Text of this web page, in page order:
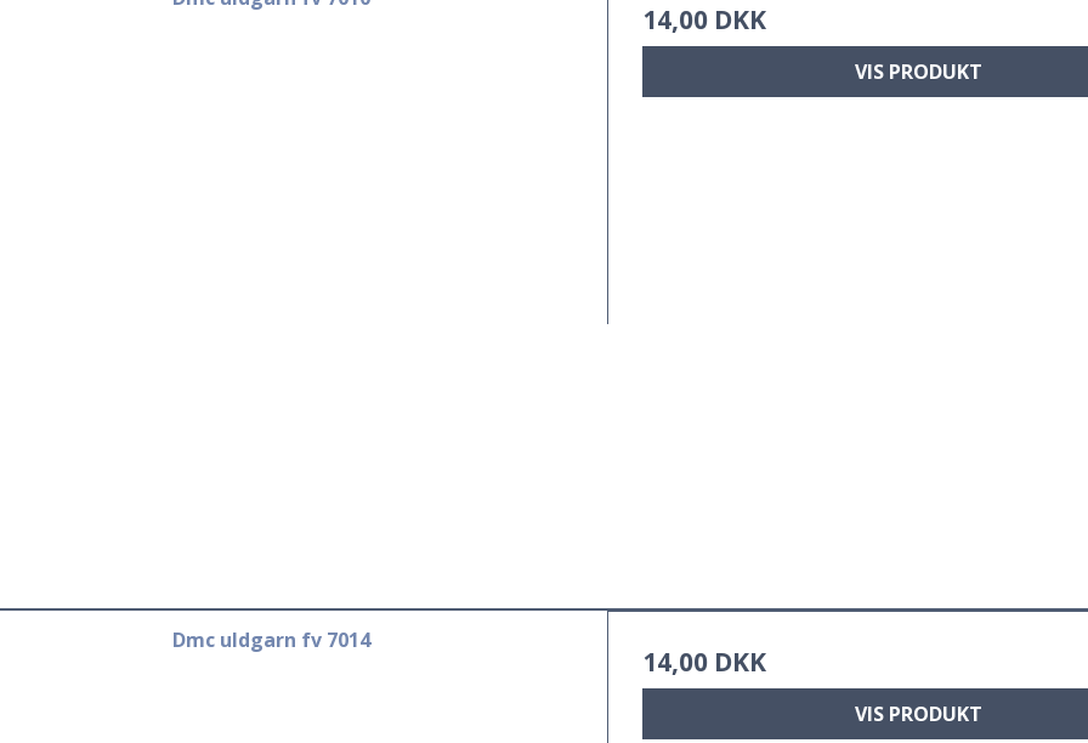
14,00 DKK
VIS PRODUKT
Dmc uldgarn fv 7014
14,00 DKK
VIS PRODUKT